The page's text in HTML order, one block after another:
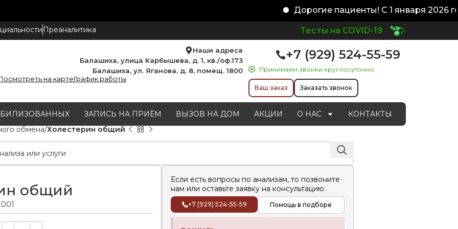
Дорогие пациенты! С 1 января 2026
Преаналитика Тесты на COVID-19
Наши адреса
Балашиха, улица Карбышева, д. 1, кв./оф.173
Балашиха, ул. Яганова, д. 8, помещ. 1800
на картеГрафик работы
+7 (929) 524-55-59
Принимаем звонки круглосуточно
Ваш заказ Заказать звонок
ЗАПИСЬ НА ПРИЁМ ВЫЗОВ НА ДОМ АКЦИИ О НАС
КОНТАКТЫ
обмена Холестерин общий
общий
Alternative:
Если есть вопросы по анализам, то позвоните
нам или оставьте заявку на консультацию.
+7 (929) 524-55-59 Помощь в подборе